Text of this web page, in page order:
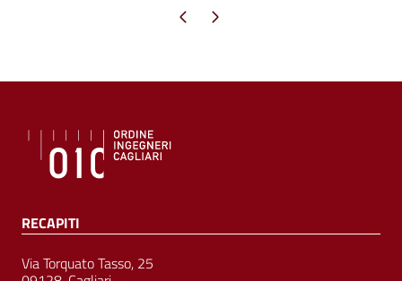
Pagina precedente
Pagina successiva
RECAPITI
Via Torquato Tasso, 25